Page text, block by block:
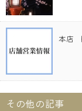
本店
その他の記事